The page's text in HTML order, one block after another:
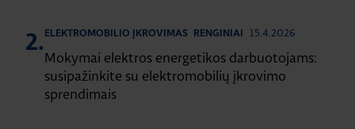
2. ELEKTROMOBILIO ĮKROVIMAS RENGINIAI 15.4.2026
Mokymai elektros energetikos darbuotojams:
susipažinkite su elektromobilių įkrovimo
sprendimais